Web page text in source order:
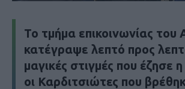
Το τμήμα επικοινωνίας του
κατέγραψε λεπτό προς
μαγικές στιγμές που έζησε
οι Καρδιτσιώτες που